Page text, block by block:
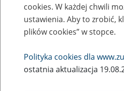
Przejdź do strony głównej
cookies. W każdej chwili
ustawienia. Aby to zrobić,
plików cookies” w stopce.
Polityka cookies dla
ostatnia aktualizacja